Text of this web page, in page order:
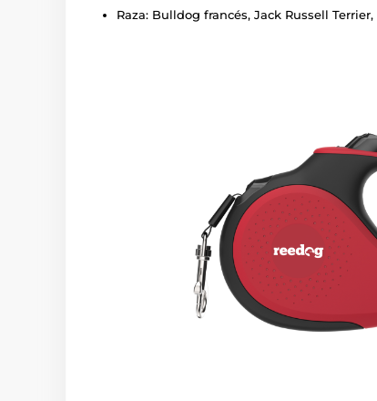
Raza: Bulldog francés, Jack Russell